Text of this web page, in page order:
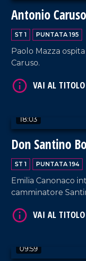
Antonio Caruso
ST 1 PUNTATA 195
Paolo Mazza
Caruso.
18:03
Don Santino
ST 1 PUNTATA 194
Emilia Canonaco
camminatore
09:59
VAI AL TITOLO